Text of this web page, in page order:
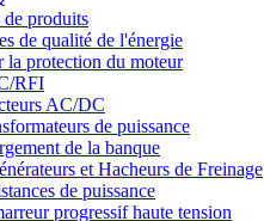
de produits
de qualité de l'énergie
la protection du moteur
RFI
AC/DC
de puissance
de la banque
et Hacheurs de Freinage
de puissance
progressif haute tension